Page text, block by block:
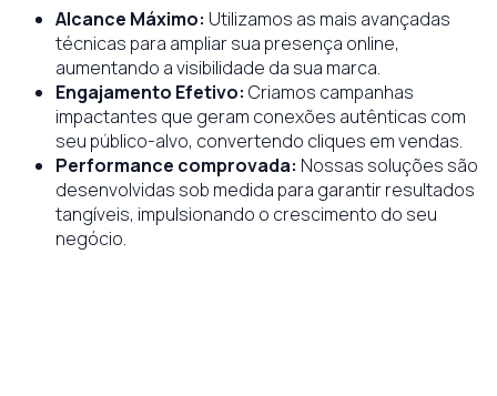
Alcance Máximo: Utilizamos as mais avançadas
técnicas para ampliar sua presença online,
aumentando a visibilidade da sua marca.
Engajamento Efetivo: Criamos campanhas
impactantes que geram conexões autênticas com
seu público-alvo, convertendo cliques em vendas.
Performance comprovada: Nossas soluções são
desenvolvidas sob medida para garantir resultados
tangíveis, impulsionando o crescimento do seu
negócio.